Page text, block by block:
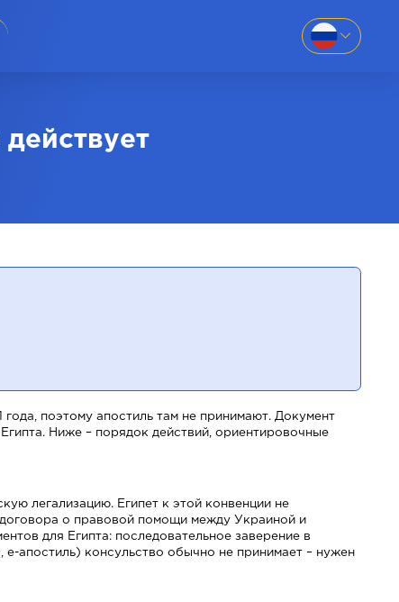
года, поэтому апостиль там не принимают. Документ
Ниже – порядок действий, ориентировочные
легализацию. Египет к этой конвенции не
о правовой помощи между Украиной и
для Египта: последовательное заверение в
апостиль) консульство обычно не принимает – нужен